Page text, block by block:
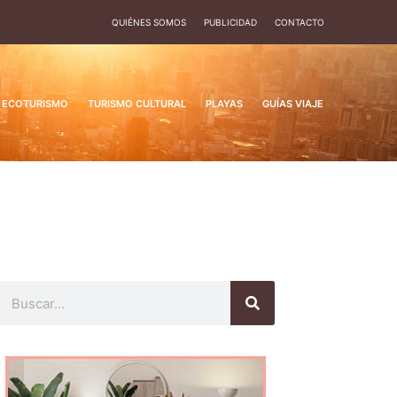
QUIÉNES SOMOS PUBLICIDAD CONTACTO
ECOTURISMO TURISMO CULTURAL PLAYAS GUÍAS VIAJE